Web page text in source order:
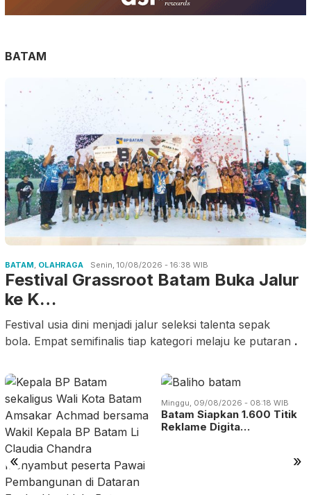
BATAM
BATAM, OLAHRAGA Senin, 10/08/2026 - 16:38 WIB
Festival Grassroot Batam Buka Jalur
ke K…
Festival usia dini menjadi jalur seleksi talenta sepak
bola. Empat semifinalis tiap kategori melaju ke putaran .
« »
Minggu, 09/08/2026 - 08:18 WIB
Batam Siapkan 1.600 Titik
Reklame Digita…